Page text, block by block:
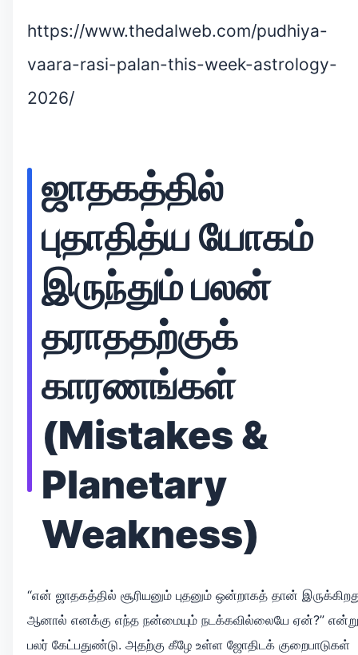
https://www.thedalweb.com/pudhiya-
vaara-rasi-palan-this-week-astrology-
2026/
ஜாதகத்தில்
புதாதித்ய யோகம்
இருந்தும் பலன்
தராததற்குக்
காரணங்கள்
(Mistakes &
Planetary
Weakness)
“என் ஜாதகத்தில் சூரியனும் புதனும் ஒன்றாகத் தான்
ஆனால் எனக்கு எந்த நன்மையும் நடக்கவில்லையே ஏன்?” என்று
பலர் கேட்பதுண்டு. அதற்கு கீழே உள்ள ஜோதிடக் குறைபாடுகள்